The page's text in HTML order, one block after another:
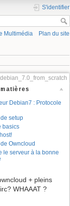
S'identifier
Multimédia Plan du site
Debian7 : Protocole
setup
basics
Owncloud
le serveur à la bonne
+ pleins
WHAAAT ?